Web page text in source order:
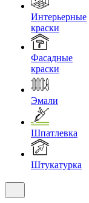
Интерьерные
краски
Фасадные
краски
Эмали
Шпатлевка
Штукатурка